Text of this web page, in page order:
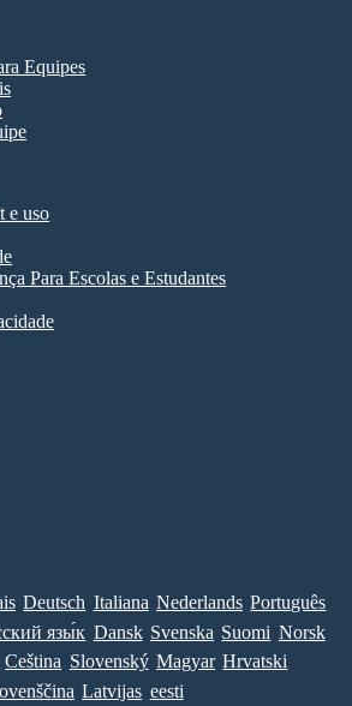
Equipes
e uso
Para Escolas e Estudantes
Deutsch Italiana Nederlands Português
язы́к Dansk Svenska Suomi Norsk
Ceština Slovenský Magyar Hrvatski
Latvijas eesti